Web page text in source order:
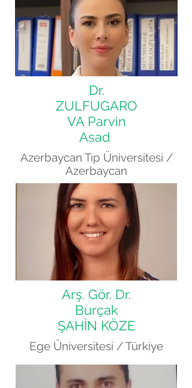
Dr.
ZULFUGARO
VA Parvin
Asad
Azerbaycan Tıp Üniversitesi /
Azerbaycan
Arş. Gör. Dr.
Burçak
ŞAHİN KÖZE
Ege Üniversitesi / Türkiye